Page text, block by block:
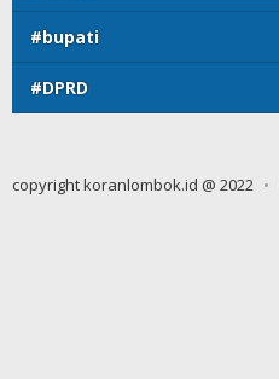
#bupati
#DPRD
copyright koranlombok.id @ 2022